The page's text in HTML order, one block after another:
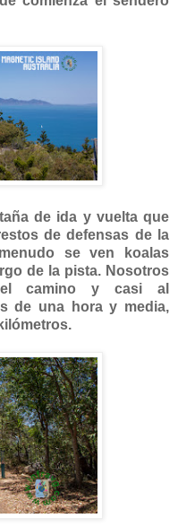
de ida y vuelta que
de defensas de la
se ven koalas
de la pista. Nosotros
camino y casi al
de una hora y media,